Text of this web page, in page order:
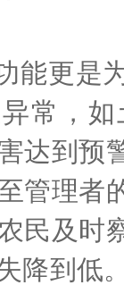
能更是
常，
达到预
管理者
民及时
降到低